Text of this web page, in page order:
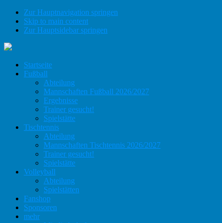
Zur Hauptnavigation springen
Skip to main content
Zur Hauptsidebar springen
Startseite
Fußball
Abteilung
Mannschaften Fußball 2026/2027
Ergebnisse
Trainer gesucht!
Spielstätte
Tischtennis
Abteilung
Mannschaften Tischtennis 2026/2027
Trainer gesucht!
Spielstätte
Volleyball
Abteilung
Spielstätten
Fanshop
Sponsoren
mehr